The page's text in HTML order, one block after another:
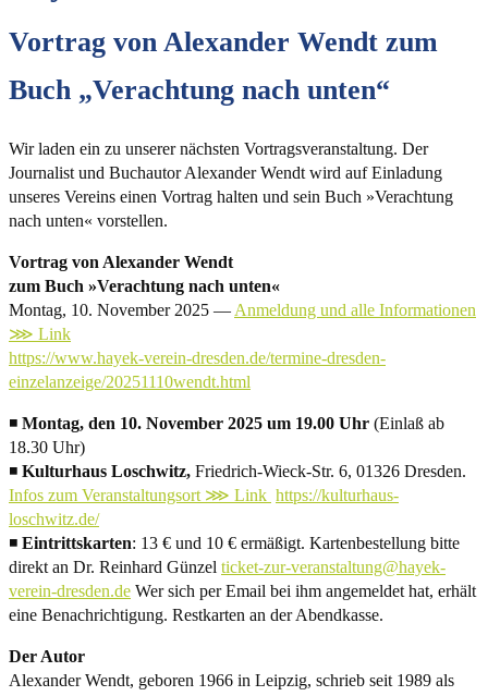
Vortrag von Alexander Wendt zum
Buch „Verachtung nach unten“
Wir laden ein zu unserer nächsten Vortragsveranstaltung. Der
Journalist und Buchautor Alexander Wendt wird auf Einladung
unseres Vereins einen Vortrag halten und sein Buch »Verachtung
nach unten« vorstellen.
Vortrag von Alexander Wendt
zum Buch »Verachtung nach unten«
Montag, 10. November 2025 — Anmeldung und alle Informationen
⋙ Link
https://www.hayek-verein-dresden.de/termine-dresden-
einzelanzeige/20251110wendt.html
◾ Montag, den 10. November 2025 um 19.00 Uhr (Einlaß ab
18.30 Uhr)
◾ Kulturhaus Loschwitz, Friedrich-Wieck-Str. 6, 01326 Dresden.
Infos zum Veranstaltungsort ⋙ Link https://kulturhaus-
loschwitz.de/
◾ Eintrittskarten: 13 € und 10 € ermäßigt. Kartenbestellung bitte
direkt an Dr. Reinhard Günzel ticket-zur-veranstaltung@hayek-
verein-dresden.de Wer sich per Email bei ihm angemeldet hat, erhält
eine Benachrichtigung. Restkarten an der Abendkasse.
Der Autor
Alexander Wendt, geboren 1966 in Leipzig, schrieb seit 1989 als